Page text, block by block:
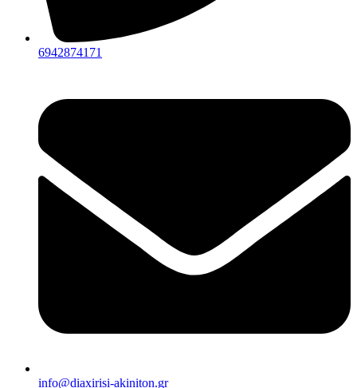
6942874171
info@diaxirisi-akiniton.gr